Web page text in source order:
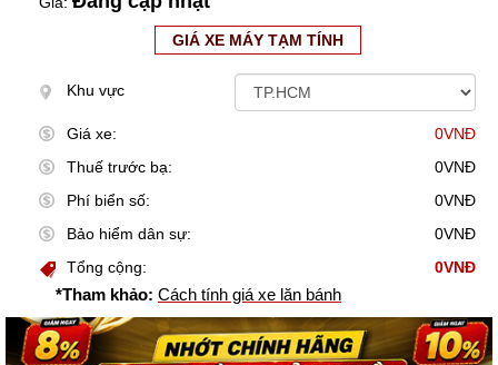
GIÁ XE MÁY TẠM TÍNH
Khu vực
Giá xe:
0VNĐ
Thuế trước bạ:
0VNĐ
Phí biển số:
0VNĐ
Bảo hiểm dân sự:
0VNĐ
Tổng cộng:
0VNĐ
*Tham khảo: Cách tính giá xe lăn bánh